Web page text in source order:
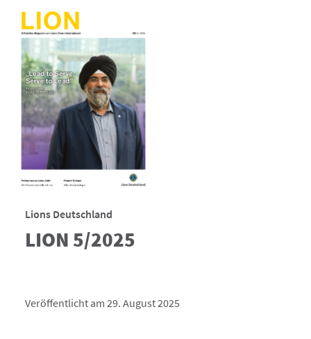
Lions Deutschland
LION 5/2025
Veröffentlicht am 29. August 2025